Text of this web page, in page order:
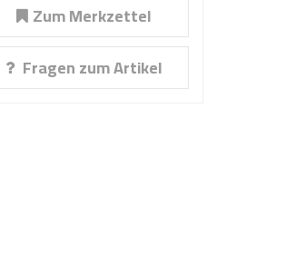
Zum Merkzettel
Fragen zum Artikel